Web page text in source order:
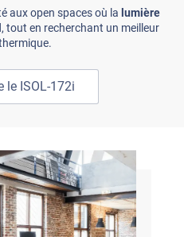
aux open spaces où la lumière
, tout en recherchant un meilleur
le ISOL-172i